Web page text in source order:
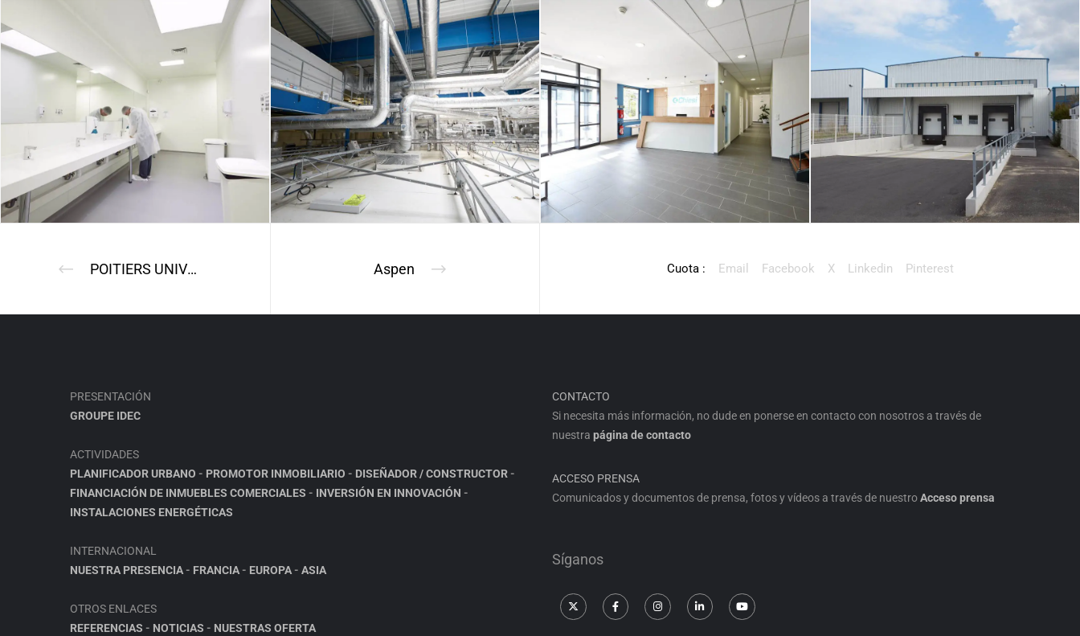
POITIERS UNIVERSITY HOSPITAL Aspen Cuota : Email Facebook X Linkedin Pinterest
PRESENTACIÓN
GROUPE IDEC
ACTIVIDADES
PLANIFICADOR URBANO - PROMOTOR INMOBILIARIO - DISEÑADOR / CONSTRUCTOR-
FINANCIACIÓN DE INMUEBLES COMERCIALES - INVERSIÓN EN INNOVACIÓN -
INSTALACIONES ENERGÉTICAS
INTERNACIONAL
NUESTRA PRESENCIA- FRANCIA- EUROPA- ASIA
OTROS ENLACES
REFERENCIAS - NOTICIAS - NUESTRAS OFERTA
CONTACTO
Si necesita más información, no dude en ponerse en contacto con nosotros a través de
nuestra página de contacto
ACCESO PRENSA
Comunicados y documentos de prensa, fotos y vídeos a través de nuestroAcceso prensa
Síganos